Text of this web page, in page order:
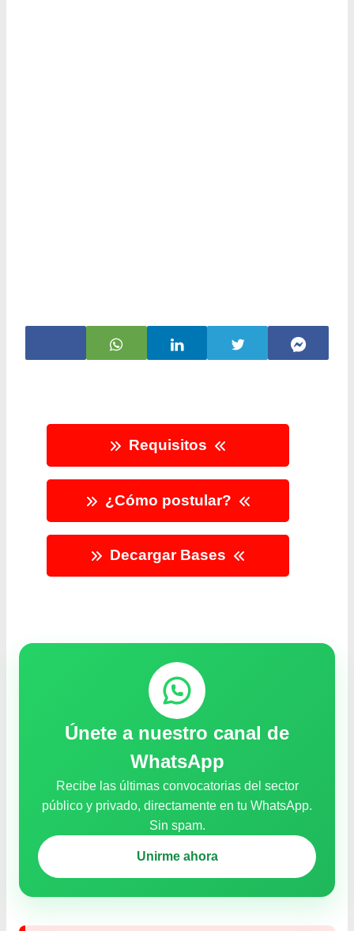
Requisitos
¿Cómo postular?
Decargar Bases
Únete a nuestro canal de
WhatsApp
Recibe las últimas convocatorias del sector
público y privado, directamente en tu WhatsApp.
Sin spam.
Unirme ahora